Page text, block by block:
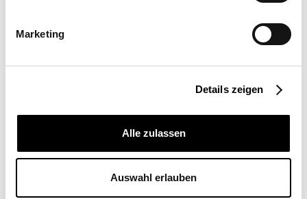
Marketing
Details zeigen
Alle zulassen
Auswahl erlauben
Richiedi preventivo
Applicazioni
Dimensioni della vela
Tipo di montaggio